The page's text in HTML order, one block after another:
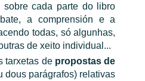
sobre cada parte do libro
a comprensión e a
todas, só algunhas,
de xeito individual...
tarxetas de propostas de
dous parágrafos) relativas